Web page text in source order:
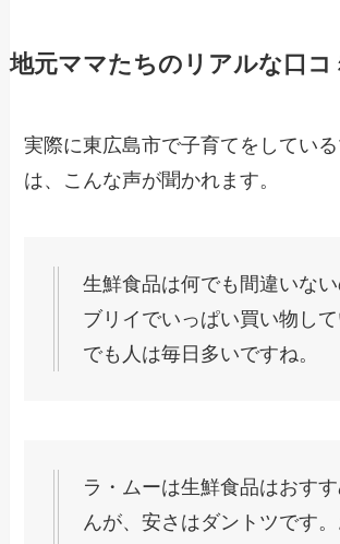
地元ママたちのリアルな口コ
実際に東広島市で子育てをしてい
は、こんな声が聞かれます。
生鮮食品は何でも間違いな
ブリイでいっぱい買い物して
でも人は毎日多いですね。
ラ・ムーは生鮮食品はおす
んが、安さはダントツです